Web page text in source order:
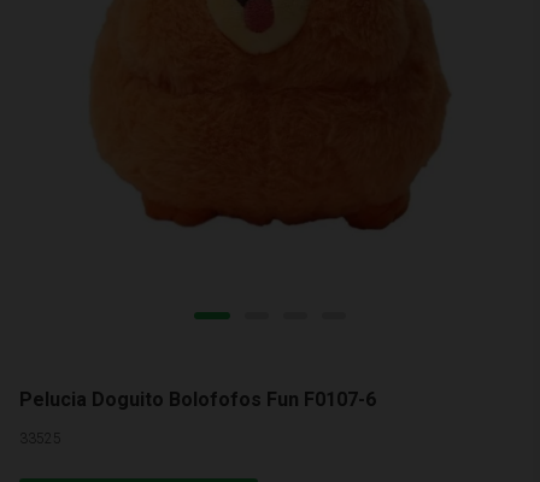
Pelucia Doguito Bolofofos Fun F0107-6
33525